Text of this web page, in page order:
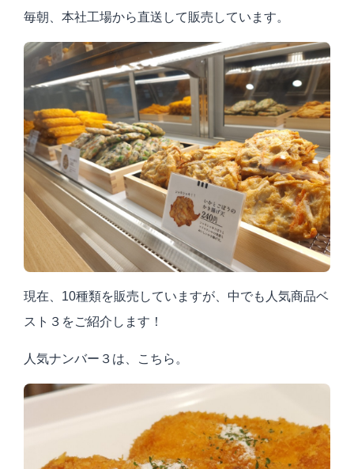
毎朝、本社工場から直送して販売しています。
現在、 10種類を販売していますが、中でも人気商品ベ
スト３をご紹介します！
人気ナンバー３は、こちら。